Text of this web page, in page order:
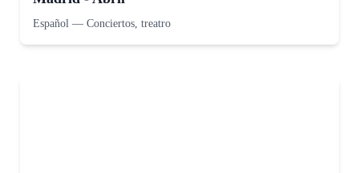
Español — Conciertos, treatro